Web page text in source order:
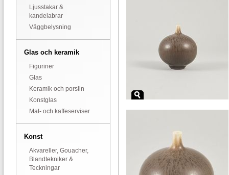
Ljusstakar &
kandelabrar
Väggbelysning
Glas och keramik
Figuriner
Glas
Keramik och porslin
Konstglas
Mat- och kaffeserviser
Konst
Akvareller, Gouacher,
Blandtekniker &
Teckningar